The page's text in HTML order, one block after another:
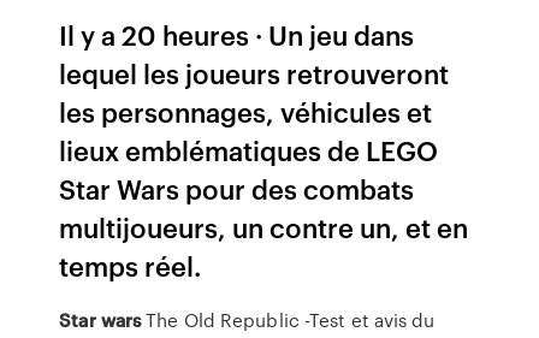
Il y a 20 heures · Un jeu dans
lequel les joueurs retrouveront
les personnages, véhicules et
lieux emblématiques de LEGO
Star Wars pour des combats
multijoueurs, un contre un, et en
temps réel.
Star warsThe Old Republic -Test et avis du